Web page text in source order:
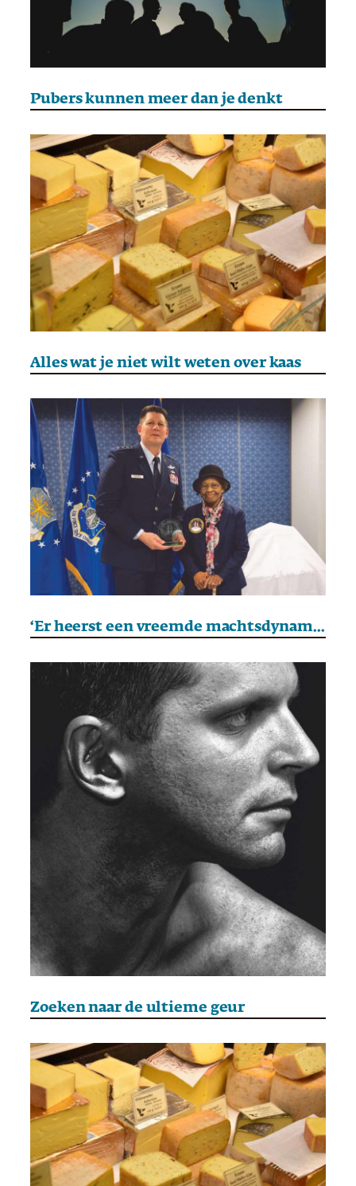
Pubers kunnen meer dan je denkt
Alles wat je niet wilt weten over kaas
‘Er heerst een vreemde machtsdynamiek op Wikipedia’
Zoeken naar de ultieme geur